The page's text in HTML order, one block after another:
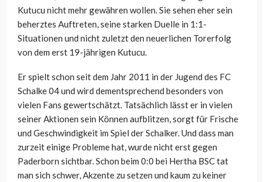
Kutucu nicht mehr gewähren wollen. Sie sehen eher sein
beherztes Auftreten, seine starken Duelle in 1:1-
Situationen und nicht zuletzt den neuerlichen Torerfolg
von dem erst 19-jährigen Kutucu.
Er spielt schon seit dem Jahr 2011 in der Jugend des FC
Schalke 04 und wird dementsprechend besonders von
vielen Fans gewertschätzt. Tatsächlich lässt er in vielen
seiner Aktionen sein Können aufblitzen, sorgt für Frische
und Geschwindigkeit im Spiel der Schalker. Und dass man
zurzeit einige Probleme hat, wurde nicht erst gegen
Paderborn sichtbar. Schon beim 0:0 bei Hertha BSC tat
man sich schwer, Akzente zu setzen und kaum zu keiner